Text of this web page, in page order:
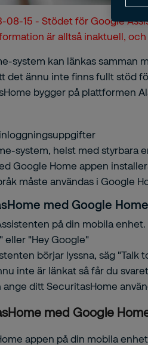
08-15 - Stödet för Google
är alltså inaktuell,
system kan länkas samman
det ännu inte finns fullt stöd
bygger på plattformen
system, helst med styrbara
Google Home appen
måste användas i Google
med Google
på din mobila
eller "Hey Google"
börjar lyssna, säg "Talk
inte är länkat så får du
ange ditt SecuritasHome
med Google
appen på din mobila